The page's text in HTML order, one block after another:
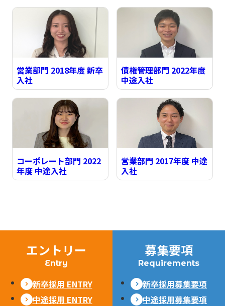
営業部門 2018年度 新卒
入社
債権管理部門 2022年度
中途入社
コーポレート部門 2022
年度 中途入社
営業部門 2017年度 中途
入社
エントリー
Entry
新卒採用 ENTRY
中途採用 ENTRY
募集要項
Requirements
新卒採用募集要項
中途採用募集要項